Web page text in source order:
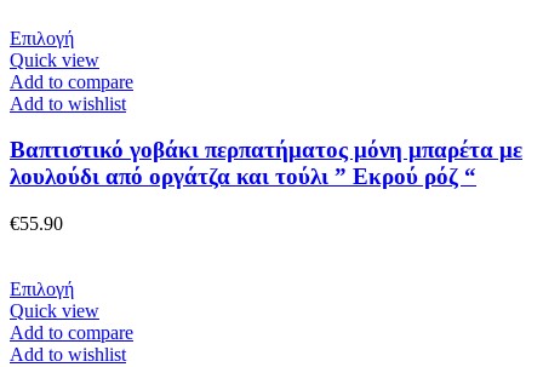
ΕπιλογήΑυτό
το
προϊόν
έχει
παραλλαγές.
Οι
επιλογές
σελίδα
του
προϊόντος
Quick view
Add to compare
Add to wishlist
Βαπτιστικό γοβάκι περπατήματος μόνη μπαρέτα με
λουλούδι από οργάτζα και τούλι ” Εκρού ρόζ “
€55.90
ΕπιλογήΑυτό
το
προϊόν
έχει
Quick view
Add to compare
Add to wishlist